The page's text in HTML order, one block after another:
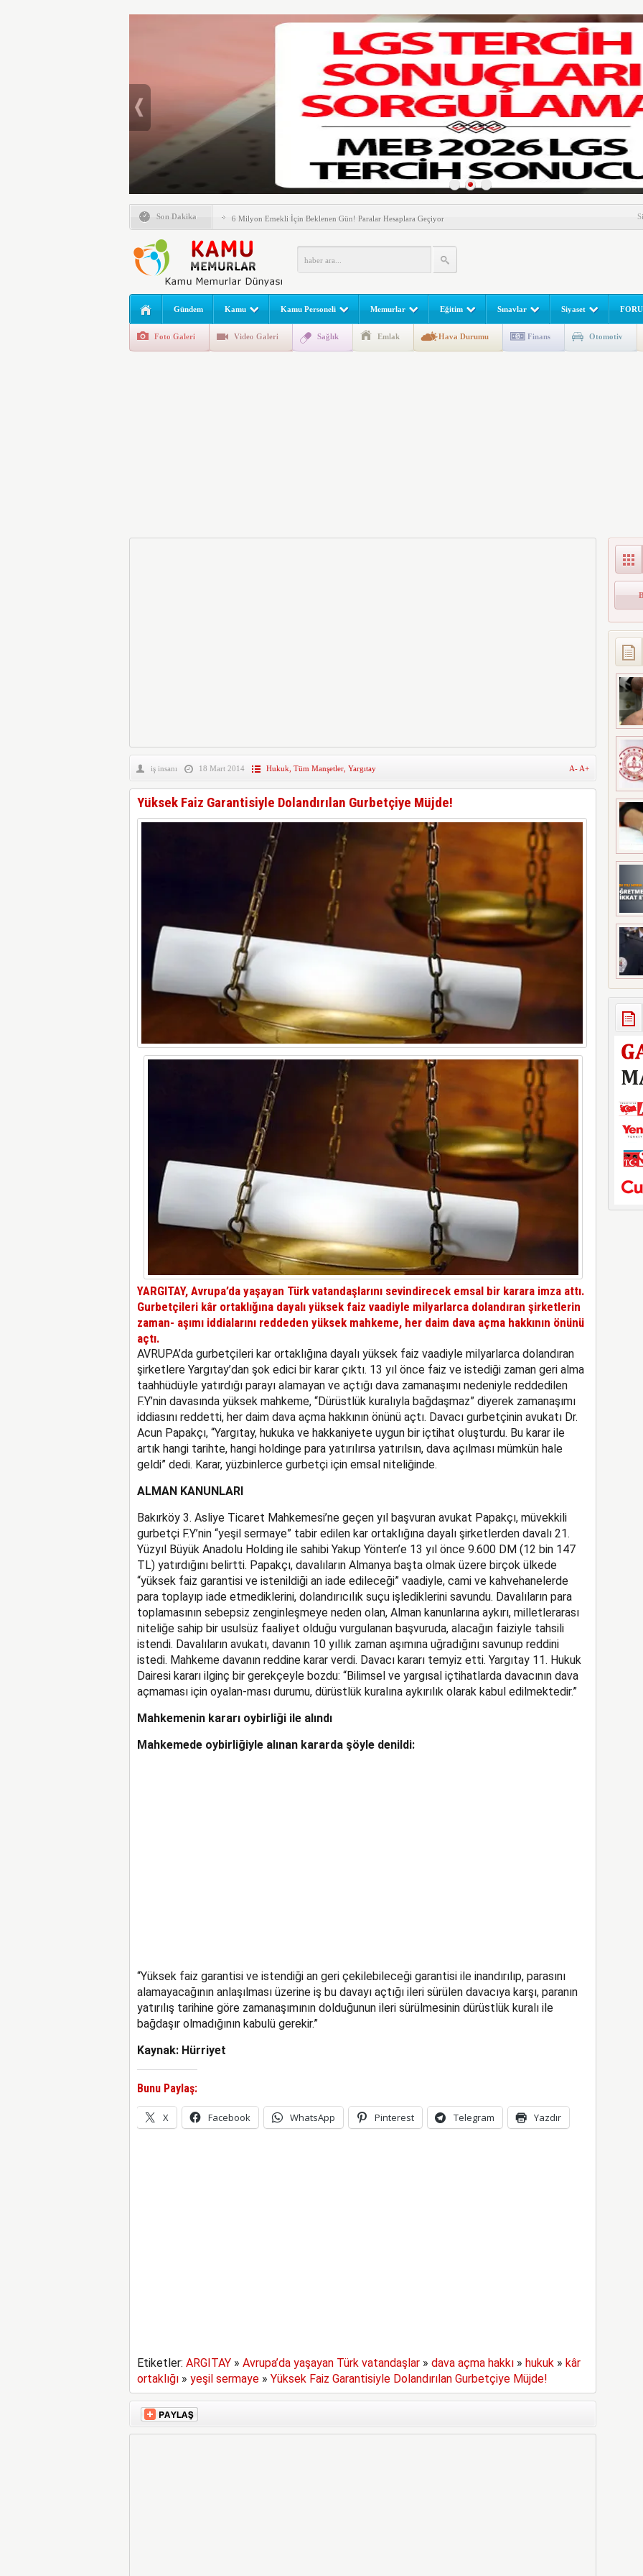
Son Dakika
Emlak Vergisinde Yeni Dönem! Ev Sahipleri Dikkat
6 Milyon Emekli İçin Beklenen Gün! Paralar Hesaplara Geçiyor
LGS Nakil Başvurusu Nasıl Yapılır? e-Okul Adım Adım Rehber (2026)
MEB LGS 2026 SONUÇ SORGULAMA EKRANI! LGS Sınav Sonuçları MEB Tarafından
Açıklandı! Liselere Geçiş Sınavı (LGS) (meb.gov.tr) Sonuç Sorgulama Ekranı
2026 Yılı Norm Güncellemeleri Başladı! Öğretmenler Nelere Dikkat Etmeli?
E-Devlet Unutulan Para Sorgulaması Başladı: Unuttuğunuz Paralar Ortaya Çıkabilir, Mirasçıları
Gündem Kamu Kamu Personeli Memurlar Eğitim Sınavlar Siyaset
Foto Galeri Video Galeri Sağlık Emlak Hava Durumu Finans Otomotiv
iş insanı 18 Mart 2014 Hukuk Tüm Manşetler, Yargıtay A- A+
Yüksek Faiz Garantisiyle Dolandırılan Gurbetçiye Müjde!
YARGITAY, Avrupa’da yaşayan Türk vatandaşlarını sevindirecek emsal bir karara imza attı.
Gurbetçileri kâr ortaklığına dayalı yüksek faiz vaadiyle milyarlarca dolandıran şirketlerin
zaman- aşımı iddialarını reddeden yüksek mahkeme, her daim dava açma hakkının önünü
açtı.
AVRUPA’da gurbetçileri kar ortaklığına dayalı yüksek faiz vaadiyle milyarlarca dolandıran
şirketlere Yargıtay’dan şok edici bir karar çıktı. 13 yıl önce faiz ve istediği zaman geri alma
taahhüdüyle yatırdığı parayı alamayan ve açtığı dava zamanaşımı nedeniyle reddedilen
F.Y’nin davasında yüksek mahkeme, “Dürüstlük kuralıyla bağdaşmaz” diyerek zamanaşımı
iddiasını reddetti, her daim dava açma hakkının önünü açtı. Davacı gurbetçinin avukatı Dr.
Acun Papakçı, “Yargıtay, hukuka ve hakkaniyete uygun bir içtihat oluşturdu. Bu karar ile
artık hangi tarihte, hangi holdinge para yatırılırsa yatırılsın, dava açılması mümkün hale
geldi” dedi. Karar, yüzbinlerce gurbetçi için emsal niteliğinde.
ALMAN KANUNLARI
Bakırköy 3. Asliye Ticaret Mahkemesi’ne geçen yıl başvuran avukat Papakçı, müvekkili
gurbetçi F.Y’nin “yeşil sermaye” tabir edilen kar ortaklığına dayalı şirketlerden davalı 21.
Yüzyıl Büyük Anadolu Holding ile sahibi Yakup Yönten’e 13 yıl önce 9.600 DM (12 bin 147
TL) yatırdığını belirtti. Papakçı, davalıların Almanya başta olmak üzere birçok ülkede
“yüksek faiz garantisi ve istenildiği an iade edileceği” vaadiyle, cami ve kahvehanelerde
para toplayıp iade etmediklerini, dolandırıcılık suçu işlediklerini savundu. Davalıların para
toplamasının sebepsiz zenginleşmeye neden olan, Alman kanunlarına aykırı, milletlerarası
niteliğe sahip bir usulsüz faaliyet olduğu vurgulanan başvuruda, alacağın faiziyle tahsili
istendi. Davalıların avukatı, davanın 10 yıllık zaman aşımına uğradığını savunup reddini
istedi. Mahkeme davanın reddine karar verdi. Davacı kararı temyiz etti. Yargıtay 11. Hukuk
Dairesi kararı ilginç bir gerekçeyle bozdu: “Bilimsel ve yargısal içtihatlarda davacının dava
açmaması için oyalan-ması durumu, dürüstlük kuralına aykırılık olarak kabul edilmektedir.”
Mahkemenin kararı oybirliği ile alındı
Mahkemede oybirliğiyle alınan kararda şöyle denildi:
“Yüksek faiz garantisi ve istendiği an geri çekilebileceği garantisi ile inandırılıp, parasını
alamayacağının anlaşılması üzerine iş bu davayı açtığı ileri sürülen davacıya karşı, paranın
yatırılış tarihine göre zamanaşımının dolduğunun ileri sürülmesinin dürüstlük kuralı ile
bağdaşır olmadığının kabulü gerekir.”
Kaynak: Hürriyet
Bunu Paylaş:
X Facebook WhatsApp Pinterest Telegram Yazdır
Etiketler: ARGITAY» Avrupa’da yaşayan Türk vatandaşlar» dava açma hakkı» hukuk » kâr
ortaklığı» yeşil sermaye» Yüksek Faiz Garantisiyle Dolandırılan Gurbetçiye Müjde!